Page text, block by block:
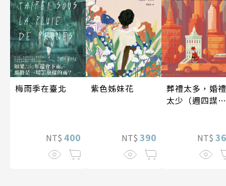
梅雨季在臺北
NT$ 400
紫色姊妹花
NT$ 390
葬禮太多，婚禮
太少（週四謀殺
NT$